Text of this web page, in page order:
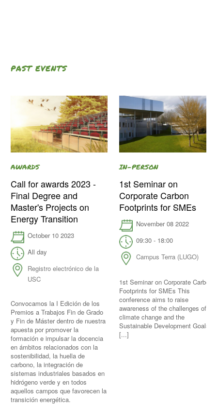
PAST EVENTS
AWARDS
Call for awards 2023 -
Final Degree and
Master's Projects on
Energy Transition
October 10 2023
All day
Registro electrónico de la
USC
Convocamos la I Edición de los
Premios a Trabajos Fin de Grado
y Fin de Máster dentro de nuestra
apuesta por promover la
formación e impulsar la docencia
en ámbitos relacionados con la
sostenibilidad, la huella de
carbono, la integración de
sistemas industriales basados en
hidrógeno verde y en todos
aquellos campos que favorecen la
transición energética.
IN-PERSON
1st Seminar on
Corporate Carbon
Footprints for SMEs
November 08 2022
09:30 - 18:00
Campus Terra (LUGO)
1st Seminar on Corporate Carbon
Footprints for SMEs This
conference aims to raise
awareness of the challenges of
climate change and the
Sustainable Development Goals
[...]